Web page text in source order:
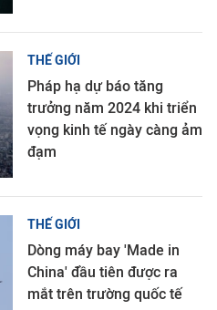
THẾ GIỚI
Pháp hạ dự báo tăng
trưởng năm 2024 khi triển
vọng kinh tế ngày càng ảm
đạm
THẾ GIỚI
Dòng máy bay 'Made in
China' đầu tiên được ra
mắt trên trường quốc tế